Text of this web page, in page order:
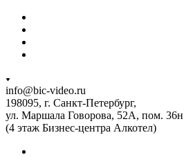
info@bic-video.ru
198095, г. Санкт-Петербург,
ул. Маршала Говорова, 52А, пом. 36н
(4 этаж Бизнес-центра Алкотел)